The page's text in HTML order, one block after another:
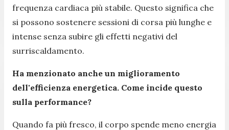
frequenza cardiaca più stabile. Questo significa che
si possono sostenere sessioni di corsa più lunghe e
intense senza subire gli effetti negativi del
surriscaldamento.
Ha menzionato anche un miglioramento
dell'efficienza energetica. Come incide questo
sulla performance?
Quando fa più fresco, il corpo spende meno energia